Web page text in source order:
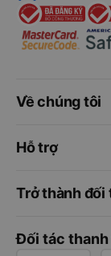
Về chúng tôi
Hỗ trợ
Trở thành đối
Đối tác thanh